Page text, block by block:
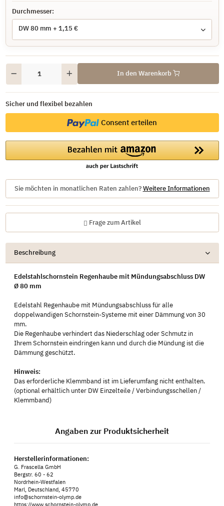
Durchmesser:
DW 80 mm + 1,15 €
In den Warenkorb
Sicher und flexibel bezahlen
Consent erteilen
Sie möchten in monatlichen Raten zahlen?Weitere Informationen
Frage zum Artikel
Beschreibung
Edelstahlschornstein Regenhaube mit Mündungsabschluss DW
Ø 80 mm
Edelstahl Regenhaube mit Mündungsabschluss für alle
doppelwandigen Schornstein-Systeme mit einer Dämmung von 30
mm.
Die Regenhaube verhindert das Niederschlag oder Schmutz in
Ihrem Schornstein eindringen kann und durch die Mündung ist die
Dämmung geschützt.
Hinweis:
Das erforderliche Klemmband ist im Lieferumfang nicht enthalten.
(optional erhältlich unter DW Einzelteile / Verbindungsschellen /
Klemmband)
Angaben zur Produktsicherheit
Herstellerinformationen:
G. Frascella GmbH
Bergstr. 60 - 62
Nordrhein-Westfalen
Marl, Deutschland, 45770
info@schornstein-olymp.de
https://www.schornstein-olymp.de